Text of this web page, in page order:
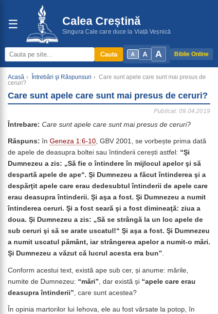
☰ Calea Creștină
Singura Cale care duce la Viață Veșnică
A A A Biblie Online
Cauta
Acasă › Întrebări şi Răspunsuri › Care sunt apele care sunt mai presus de
ceruri?
Care sunt apele care sunt mai presus de ceruri?
Publicat: 09.04.2019
Întrebare: Care sunt apele care sunt mai presus de ceruri?
Răspuns: în Geneza 1:6-10, GBV 2001, se vorbește prima dată
de apele de deasupra boltei sau întinderii cerești astfel: “Şi
Dumnezeu a zis: „Să fie o întindere în mijlocul apelor şi să
despartă apele de ape“. Şi Dumnezeu a făcut întinderea şi a
despărţit apele care erau dedesubtul întinderii de apele care
erau deasupra întinderii. Şi aşa a fost. Şi Dumnezeu a numit
întinderea ceruri. Şi a fost seară şi a fost dimineaţă: ziua a
doua. Şi Dumnezeu a zis: „Să se strângă la un loc apele de
sub ceruri şi să se arate uscatul!“ Şi aşa a fost. Şi Dumnezeu
a numit uscatul pământ, iar strângerea apelor a numit-o mări.
Şi Dumnezeu a văzut că lucrul acesta era bun”.
Conform acestui text, există ape sub cer, și anume: mările,
numite de Dumnezeu: “mări” , dar există și “apele care erau
deasupra întinderii” , care sunt acestea?
În opinia martorilor lui Iehova, ele au fost vărsate la potop, în